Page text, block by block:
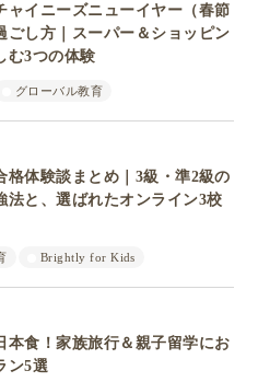
ャイニーズニューイヤー（春節
ごし方｜スーパー＆ショッピン
む3つの体験
グローバル教育
格体験談まとめ｜3級・準2級の
法と、選ばれたオンライン3校
Brightly for Kids
本食！家族旅行＆親子留学にお
ン5選